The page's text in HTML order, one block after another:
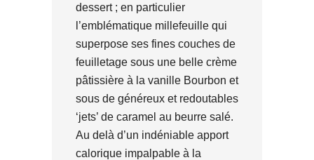
dessert ; en particulier
l’emblématique millefeuille qui
superpose ses fines couches de
feuilletage sous une belle crème
pâtissière à la vanille Bourbon et
sous de généreux et redoutables
‘jets’ de caramel au beurre salé.
Au delà d’un indéniable apport
calorique impalpable à la